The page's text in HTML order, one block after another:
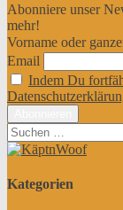
Abonniere unser
mehr!
Vorname oder
Email
Indem Du
Suchen
nach:
Kategorien